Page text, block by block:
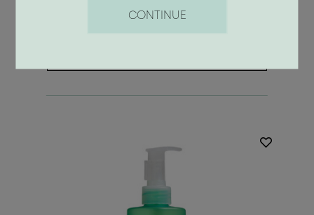
CONTINUE